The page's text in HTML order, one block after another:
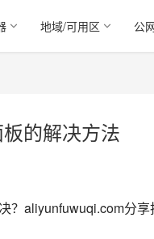
地域/可用区 公
的解决方法
？aliyunfuwuqi.com分